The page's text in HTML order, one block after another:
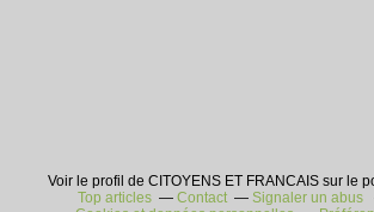
Voir le profil de CITOYENS ET FRANCAIS sur le
Top articles
Contact Signaler un abus